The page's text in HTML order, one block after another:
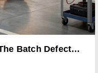
Batch Defect